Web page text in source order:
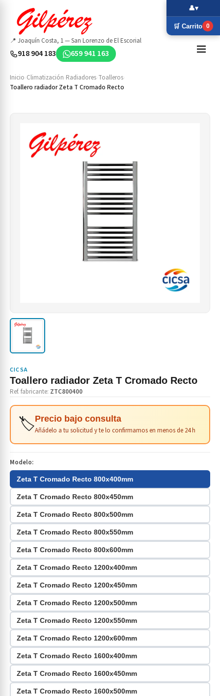
📍 Joaquín Costa, 1 — San Lorenzo de El Escorial
918 904 183 659 941 163
Inicio Climatización Radiadores Toalleros
Toallero radiador Zeta T Cromado Recto
CICSA
Toallero radiador Zeta T Cromado Recto
Ref. fabricante: ZTC800400
🏷️Precio bajo consulta
Añádelo a tu solicitud y te lo confirmamos en menos de 24 h
Modelo:
Zeta T Cromado Recto 800x400mm
Zeta T Cromado Recto 800x450mm
Zeta T Cromado Recto 800x500mm
Zeta T Cromado Recto 800x550mm
Zeta T Cromado Recto 800x600mm
Zeta T Cromado Recto 1200x400mm
Zeta T Cromado Recto 1200x450mm
Zeta T Cromado Recto 1200x500mm
Zeta T Cromado Recto 1200x550mm
Zeta T Cromado Recto 1200x600mm
Zeta T Cromado Recto 1600x400mm
Zeta T Cromado Recto 1600x450mm
Zeta T Cromado Recto 1600x500mm
🛒 Carrito 0
👤▾